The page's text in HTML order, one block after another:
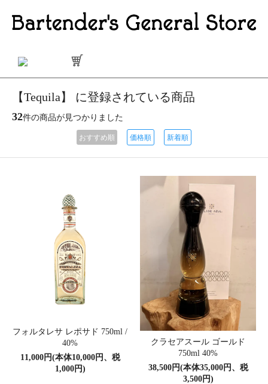
【Tequila】 に登録されている商品
32件の商品が見つかりました
おすすめ順 価格順 新着順
フォルタレサ レポサド 750ml /
40%
11,000円(本体10,000円、税
1,000円)
クラセアスール ゴールド
750ml 40%
38,500円(本体35,000円、税
3,500円)